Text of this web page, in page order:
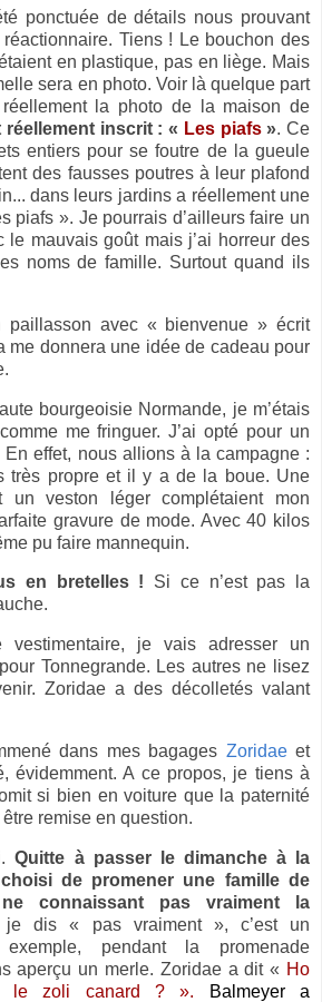
ponctuée de détails nous prouvant
Tiens ! Le bouchon des
en plastique, pas en liège. Mais
sera en photo. Voir là quelque part
la photo de la maison de
réellement inscrit : « Les piafs». Ce
entiers pour se foutre de la gueule
des fausses poutres à leur plafond
dans leurs jardins a réellement une
piafs ». Je pourrais d’ailleurs faire un
le mauvais goût mais j’ai horreur des
noms de famille. Surtout quand ils
paillasson avec « bienvenue » écrit
me donnera une idée de cadeau pour
bourgeoisie Normande, je m’étais
me fringuer. J’ai opté pour un
En effet, nous allions à la campagne :
très propre et il y a de la boue. Une
un veston léger complétaient mon
gravure de mode. Avec 40 kilos
pu faire mannequin.
en bretelles ! Si ce n’est pas la
je vais adresser un
Tonnegrande. Les autres ne lisez
Zoridae a des décolletés valant
dans mes bagages Zoridaeet
évidemment. A ce propos, je tiens à
si bien en voiture que la paternité
remise en question.
Quitte à passer le dimanche à la
choisi de promener une famille de
connaissant pas vraiment la
je dis « pas vraiment », c’est un
pendant la promenade
aperçu un merle. Zoridae a dit « Ho
le zoli canard ? ».
Balmeyer a